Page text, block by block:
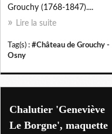
Grouchy (1768-1847)....
Lire la suite
Tag(s) : #Château de Grouchy -
Osny
Chalutier 'Geneviève
Le Borgne', maquette